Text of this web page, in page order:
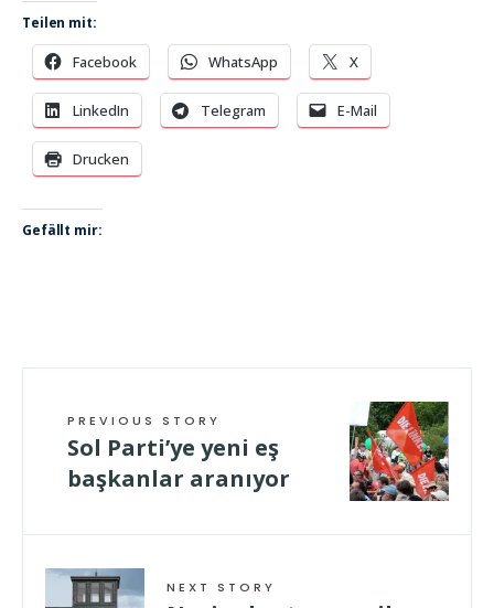
Teilen mit:
Facebook WhatsApp X
LinkedIn Telegram E-Mail
Drucken
Gefällt mir:
PREVIOUS STORY
Sol Parti’ye yeni eş
başkanlar aranıyor
NEXT STORY